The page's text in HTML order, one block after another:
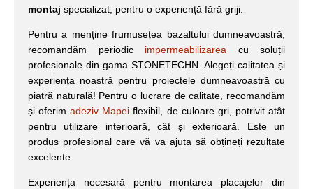
montaj specializat, pentru o experiență fără griji.
Pentru a menține frumusețea bazaltului dumneavoastră,
recomandăm periodic impermeabilizarea cu soluții
profesionale din gama STONETECHN. Alegeți calitatea și
experiența noastră pentru proiectele dumneavoastră cu
piatră naturală! Pentru o lucrare de calitate, recomandăm
și oferimadeziv Mapei flexibil, de culoare gri, potrivit atât
pentru utilizare interioară, cât și exterioară. Este un
produs profesional care vă va ajuta să obțineți rezultate
excelente.
Experiența necesară pentru montarea placajelor din